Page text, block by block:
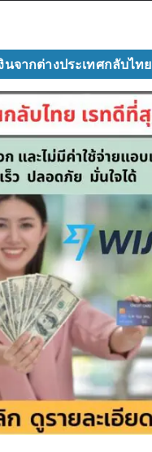
นจากต่างประเทศกลับไทย